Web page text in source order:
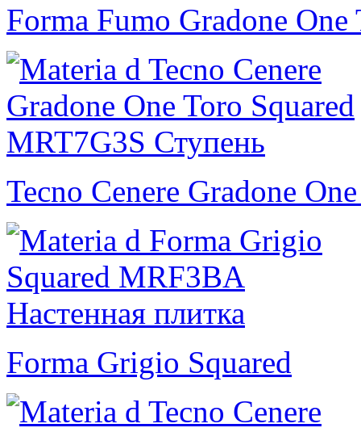
Forma Fumo Gradone One
Tecno Cenere Gradone
Forma Grigio Squared